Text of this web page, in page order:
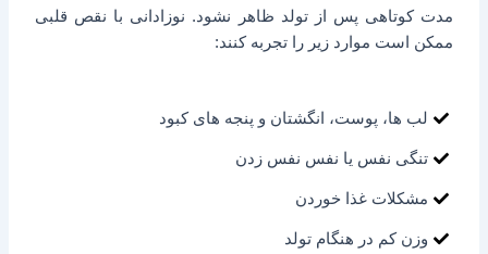
مدت کوتاهی پس از تولد ظاهر نشود. نوزادانی با نقص قلبی
ممکن است موارد زیر را تجربه کنند:
لب ها، پوست، انگشتان و پنجه های کبود
تنگی نفس یا نفس نفس زدن
مشکلات غذا خوردن
وزن کم در هنگام تولد